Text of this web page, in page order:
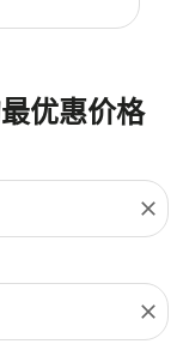
优惠价格
close
close